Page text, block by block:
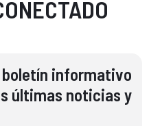
informativo
últimas noticias y